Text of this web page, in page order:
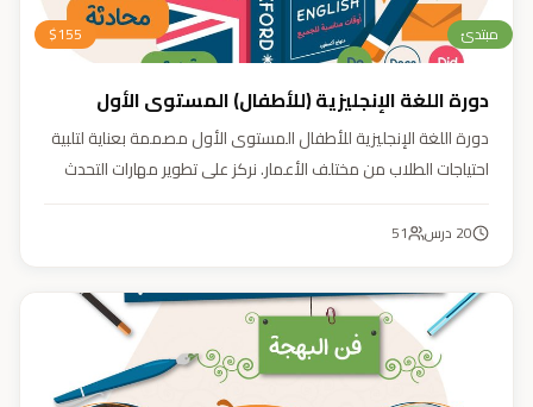
مبتدئ $155
دورة اللغة الإنجليزية (للأطفال) المستوى الأول
دورة اللغة الإنجليزية للأطفال المستوى الأول مصممة بعناية لتلبية
احتياجات الطلاب من مختلف الأعمار. نركز على تطوير مهارات التحدث
تفاعلية وأسلوب تعليمي ممتع وفعّال.
20 درس 51